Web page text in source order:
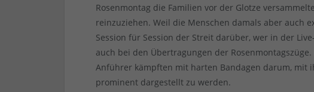
Rosenmontag die Familien vor der Glotze
reinzuziehen. Weil die Menschen damals aber auch
Session für Session der Streit darüber, wer in der
auch bei den Übertragungen der
Anführer kämpften mit harten Bandagen darum, mit
prominent dargestellt zu werden.